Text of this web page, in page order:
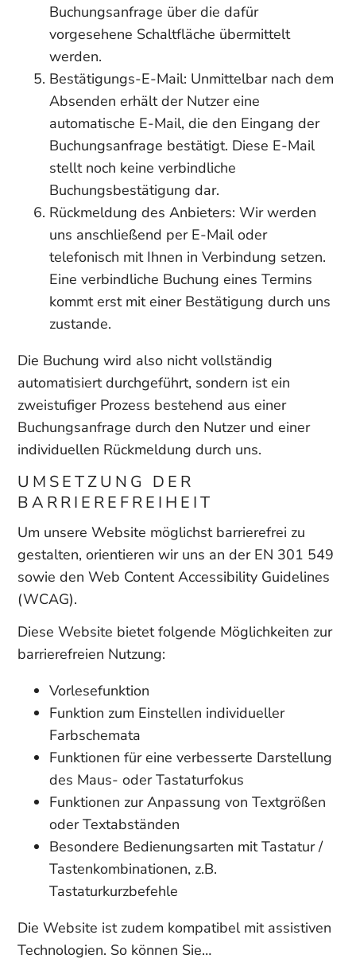
Buchungsanfrage über die dafür
vorgesehene Schaltfläche übermittelt
werden.
Bestätigungs-E-Mail: Unmittelbar nach dem
Absenden erhält der Nutzer eine
automatische E-Mail, die den Eingang der
Buchungsanfrage bestätigt. Diese E-Mail
stellt noch keine verbindliche
Buchungsbestätigung dar.
Rückmeldung des Anbieters: Wir werden
uns anschließend per E-Mail oder
telefonisch mit Ihnen in Verbindung setzen.
Eine verbindliche Buchung eines Termins
kommt erst mit einer Bestätigung durch uns
zustande.
Die Buchung wird also nicht vollständig
automatisiert durchgeführt, sondern ist ein
zweistufiger Prozess bestehend aus einer
Buchungsanfrage durch den Nutzer und einer
individuellen Rückmeldung durch uns.
UMSETZUNG DER
BARRIEREFREIHEIT
Um unsere Website möglichst barrierefrei zu
gestalten, orientieren wir uns an der EN 301 549
sowie den Web Content Accessibility Guidelines
(WCAG).
Diese Website bietet folgende Möglichkeiten zur
barrierefreien Nutzung:
Vorlesefunktion
Funktion zum Einstellen individueller
Farbschemata
Funktionen für eine verbesserte Darstellung
des Maus- oder Tastaturfokus
Funktionen zur Anpassung von Textgrößen
oder Textabständen
Besondere Bedienungsarten mit Tastatur /
Tastenkombinationen, z.B.
Tastaturkurzbefehle
Die Website ist zudem kompatibel mit assistiven
Technologien. So können Sie…